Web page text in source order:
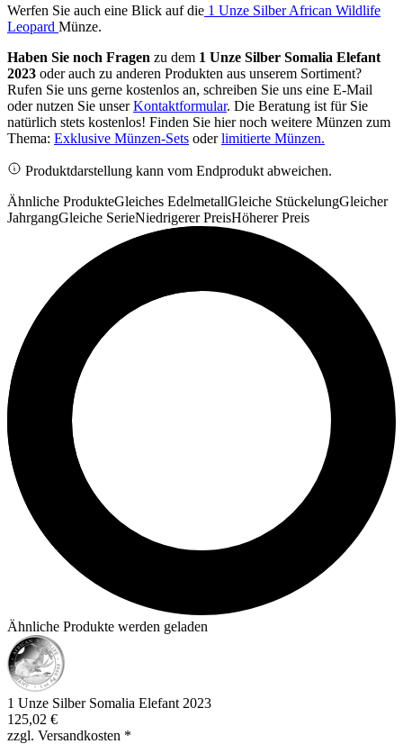
Werfen Sie auch eine Blick auf die 1 Unze Silber African Wildlife
Leopard Münze.
Haben Sie noch Fragen zu dem 1 Unze Silber Somalia Elefant
2023 oder auch zu anderen Produkten aus unserem Sortiment?
Rufen Sie uns gerne kostenlos an, schreiben Sie uns eine E-Mail
oder nutzen Sie unserKontaktformular. Die Beratung ist für Sie
natürlich stets kostenlos! Finden Sie hier noch weitere Münzen zum
Thema: Exklusive Münzen-Sets oderlimitierte Münzen.
Produktdarstellung kann vom Endprodukt abweichen.
Ähnliche ProdukteGleiches EdelmetallGleiche StückelungGleicher
JahrgangGleiche SerieNiedrigerer PreisHöherer Preis
Ähnliche Produkte werden geladen
1 Unze Silber Somalia Elefant 2023
125,02 €
zzgl. Versandkosten *